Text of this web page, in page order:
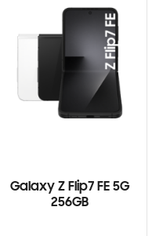
Galaxy Z Flip7 FE 5G
256GB